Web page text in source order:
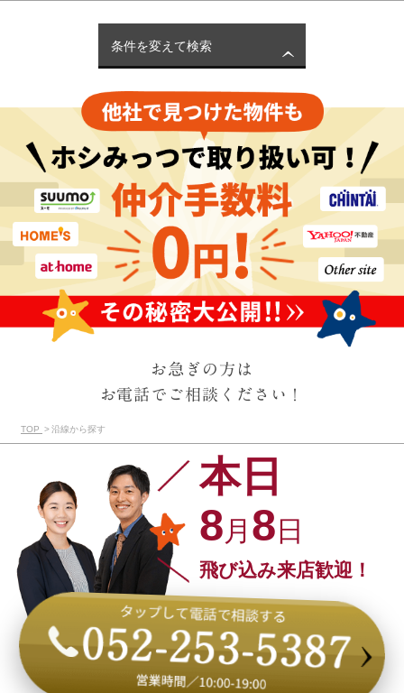
条件を変えて検索
お急ぎの方は
お電話でご相談ください！
TOP 沿線から探す
本日
8月 8 日
飛び込み来店歓迎！